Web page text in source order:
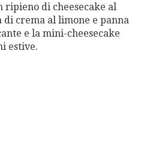
ripieno di cheesecake al
crema al limone e panna
e la mini-cheesecake
estive.